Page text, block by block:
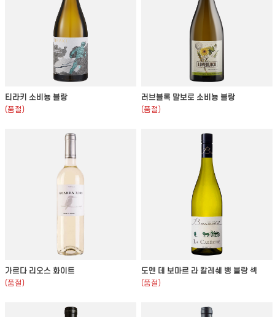
티라키 소비뇽 블랑
(품절)
러브블록 말보로 소비뇽 블랑
(품절)
가르다 리오스 화이트
(품절)
도멘 데 보마르 라 칼레쉐 뱅 블랑 섹
(품절)